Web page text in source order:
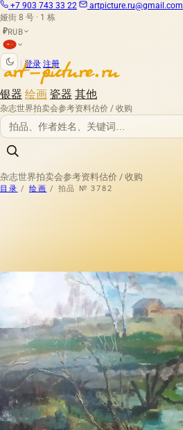
+7 903 743 33 22 artpicture.ru@gmail.com
娅街 8 号 · 1 栋
₽RUB
登录 注册
银器 绘画 瓷器 其他
杂志世界拍卖会参考资料估价 / 收购
杂志世界拍卖会参考资料估价 / 收购
目录 / 绘画 / 拍品 № 3782